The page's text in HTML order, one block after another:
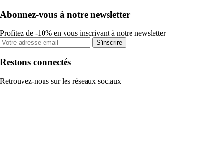
Abonnez-vous à notre newsletter
Profitez de -10% en vous inscrivant à notre newsletter
S'inscrire
Restons connectés
Retrouvez-nous sur les réseaux sociaux